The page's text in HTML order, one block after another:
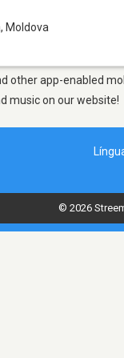
, Moldova
other app-enabled
music on our website!
© 2026